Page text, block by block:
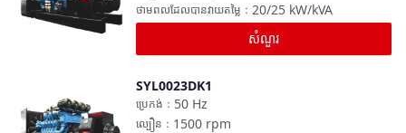
20/25 kW/kVA
ថាមពលដែលបានវាយតម្លៃ ：
សំណួរ
SYL0023DK1
50 Hz
ប្រេកង់ ：
1500 rpm
ល្បឿន ：